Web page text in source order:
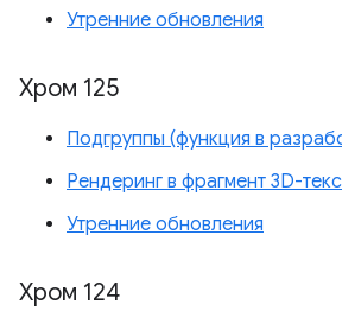
Утренние обновления
Хром 125
Подгруппы (функция в
Рендеринг в фрагмент 3D-
Утренние обновления
Хром 124